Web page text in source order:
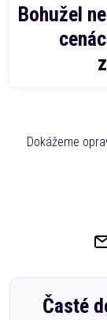
Bohužel
Dokážeme
Časté